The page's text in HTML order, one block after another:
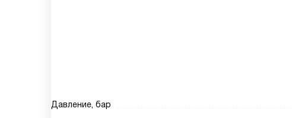
Давление, бар